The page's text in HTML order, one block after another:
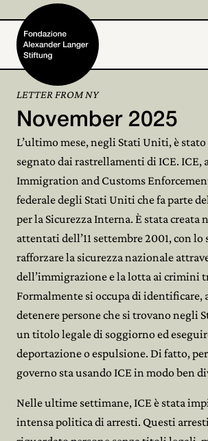
Home
Fondazione
Attività e progetti
Alexander Langer
Archivio
Partecipa
LETTER FROM NY
November 2025
L’ultimo mese, negli Stati Uniti, è
segnato dai rastrellamenti di ICE. ICE,
Immigration and Customs
federale degli Stati Uniti che fa parte
per la Sicurezza Interna. È stata creata
attentati dell’11 settembre 2001, con lo
rafforzare la sicurezza nazionale
dell’immigrazione e la lotta ai crimini
Formalmente si occupa di identificare,
detenere persone che si trovano negli
un titolo legale di soggiorno ed
deportazione o espulsione. Di fatto,
governo sta usando ICE in modo ben
Nelle ultime settimane, ICE è stata
intensa politica di arresti. Questi